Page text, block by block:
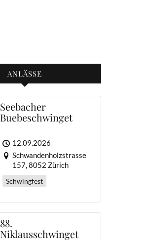
ANLÄSSE
Seebacher
Buebeschwinget
12.09.2026
Schwandenholzstrasse
157, 8052 Zürich
Schwingfest
88.
Niklausschwinget